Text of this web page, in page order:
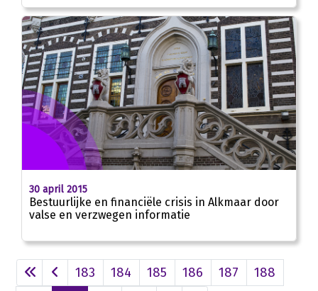
30 april 2015
Bestuurlijke en financiële crisis in Alkmaar door
valse en verzwegen informatie
183 184 185 186 187
188